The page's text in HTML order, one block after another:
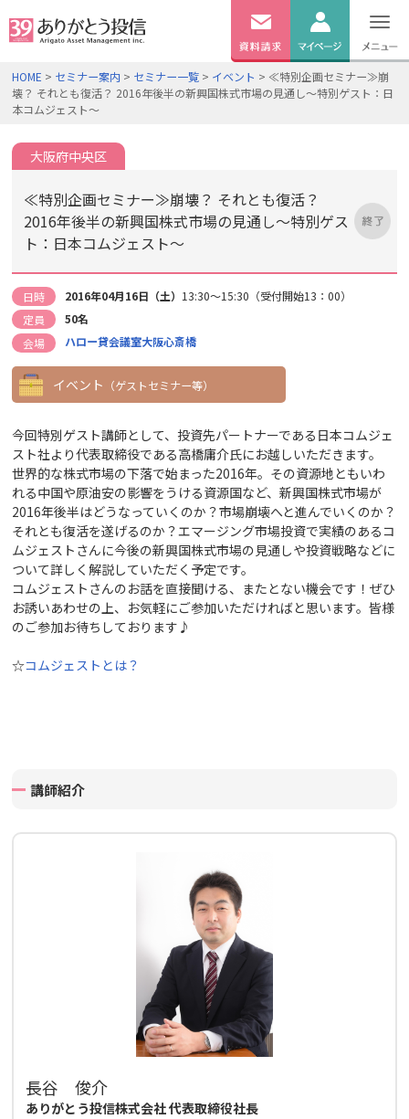
無料資料
請求
ログイン
HOME > セミナー案内 > セミナー一覧 > イベント > ≪特別企画セミナー≫崩
壊？ それとも復活？ 2016年後半の新興国株式市場の見通し～特別ゲスト：日
本コムジェスト～
大阪府中央区
≪特別企画セミナー≫崩壊？ それとも復活？
2016年後半の新興国株式市場の見通し～特別ゲス
ト：日本コムジェスト～
日時 2016年04月16日（土） 13:30～15:30（受付開始13：00）
定員
50名
会場
ハロー貸会議室大阪心斎橋
イベント （ゲストセミナー等）
今回特別ゲスト講師として、投資先パートナーである日本コムジェ
スト社より代表取締役である高橋庸介氏にお越しいただきます。
世界的な株式市場の下落で始まった2016年。その資源地ともいわ
れる中国や原油安の影響をうける資源国など、新興国株式市場が
2016年後半はどうなっていくのか？市場崩壊へと進んでいくのか？
それとも復活を遂げるのか？エマージング市場投資で実績のあるコ
ムジェストさんに今後の新興国株式市場の見通しや投資戦略などに
ついて詳しく解説していただく予定です。
コムジェストさんのお話を直接聞ける、またとない機会です！ぜひ
お誘いあわせの上、お気軽にご参加いただければと思います。皆様
のご参加お待ちしております♪
☆コムジェストとは？
講師紹介
長谷 俊介
ありがとう投信株式会社 代表取締役社長